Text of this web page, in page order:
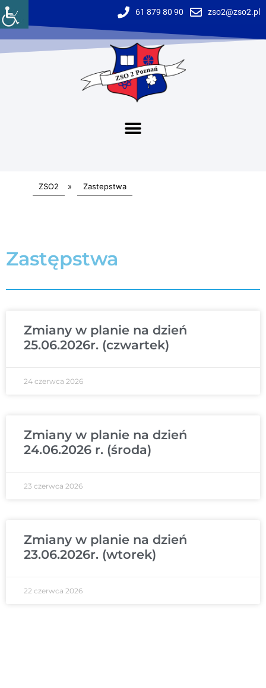
61 879 80 90 zso2@zso2.pl
ZSO2 » Zastepstwa
Zastępstwa
Zmiany w planie na dzień
25.06.2026r. (czwartek)
24 czerwca 2026
Zmiany w planie na dzień
24.06.2026 r. (środa)
23 czerwca 2026
Zmiany w planie na dzień
23.06.2026r. (wtorek)
22 czerwca 2026